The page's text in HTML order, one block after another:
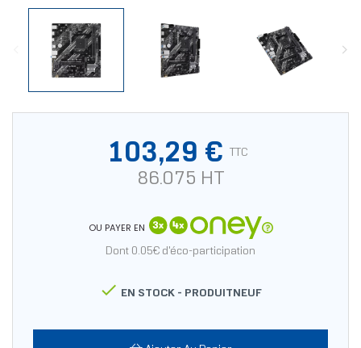
103,29 € TTC
86.075 HT
OU PAYER EN
Dont 0.05€ d'éco-participation
 EN STOCK - PRODUITNEUF